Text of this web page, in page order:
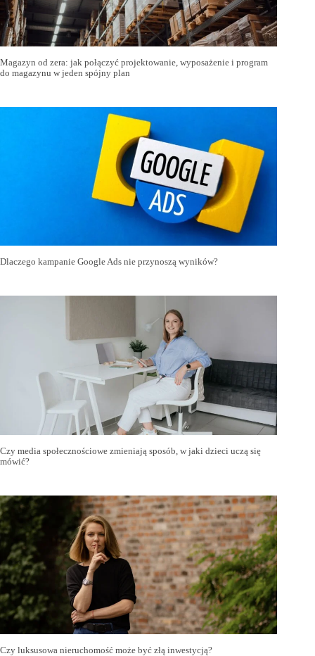
Magazyn od zera: jak połączyć projektowanie, wyposażenie i program
do magazynu w jeden spójny plan
Dlaczego kampanie Google Ads nie przynoszą wyników?
Czy media społecznościowe zmieniają sposób, w jaki dzieci uczą się
mówić?
Czy luksusowa nieruchomość może być złą inwestycją?